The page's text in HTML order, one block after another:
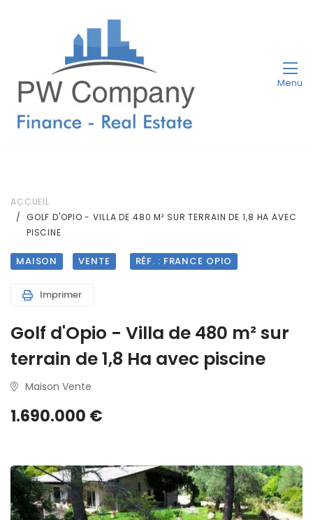
Menu
ACCUEIL
GOLF D'OPIO - VILLA DE 480 M² SUR TERRAIN DE 1,8 HA AVEC
PISCINE
MAISON VENTE RÉF. : FRANCE OPIO
Imprimer
Golf d'Opio - Villa de 480 m² sur
terrain de 1,8 Ha avec piscine
Maison Vente
1.690.000 €